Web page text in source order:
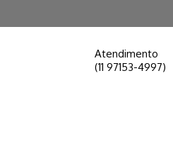
Atendimento
(11 97153-4997)